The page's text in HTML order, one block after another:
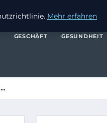
GESCHÄFT GESUNDHEIT
Mehr erfahren